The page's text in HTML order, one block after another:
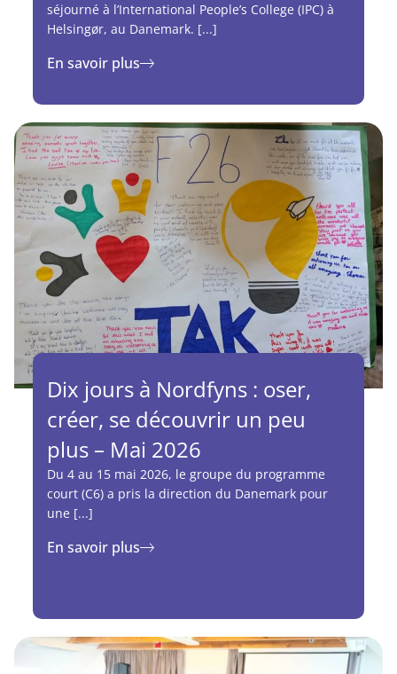
séjourné à l’International People’s College (IPC) à
Helsingør, au Danemark. [...]
En savoir plus
Dix jours à Nordfyns : oser,
créer, se découvrir un peu
plus – Mai 2026
Du 4 au 15 mai 2026, le groupe du programme
court (C6) a pris la direction du Danemark pour
une [...]
En savoir plus